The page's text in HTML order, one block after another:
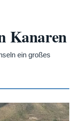
Kanaren
ein großes